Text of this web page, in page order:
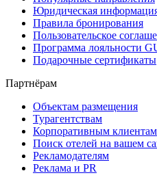
Юридическая
Правила бронирования
Пользовательское
Программа лояльности
Подарочные сертификаты
Партнёрам
Объектам размещения
Турагентствам
Корпоративным клиентам
Поиск отелей на вашем
Рекламодателям
Реклама и PR